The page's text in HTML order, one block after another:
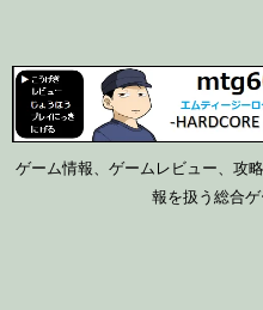
ゲーム情報、ゲームレビュー、攻
報を扱う総合ゲ